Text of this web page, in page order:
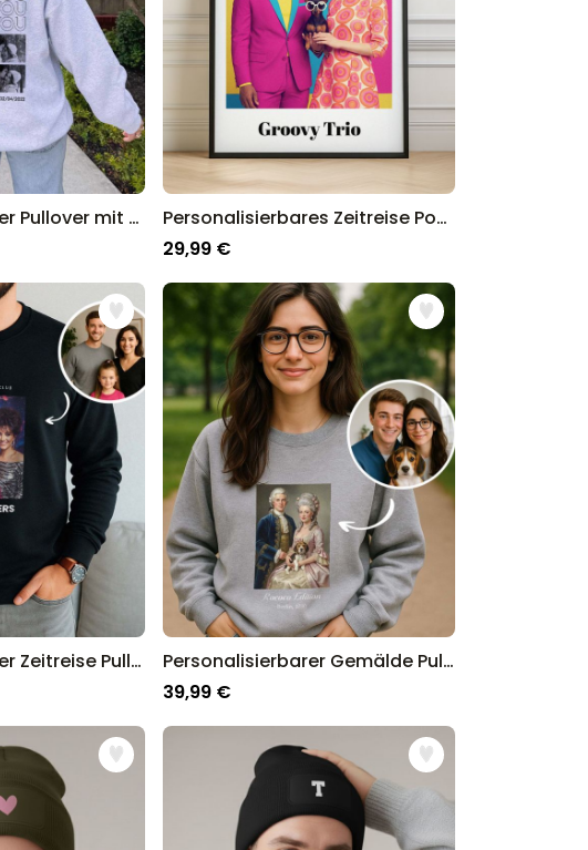
Personalisierbarer Pullover mit Schwarz Weiß Fotos und Text
Personalisierbares Zeitreise Poster
29,99 €
Personalisierbarer Zeitreise Pullover
Personalisierbarer Gemälde Pullover
39,99 €